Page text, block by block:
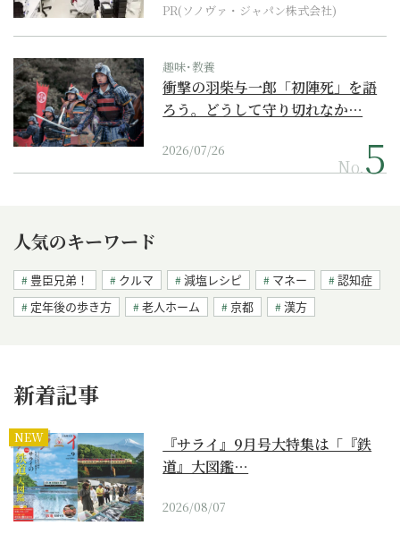
PR(ソノヴァ・ジャパン株式会社)
趣味･教養
衝撃の羽柴与一郎「初陣死」を語
ろう。どうして守り切れなか…
2026/07/26
No.
人気のキーワード
豊臣兄弟！ クルマ 減塩レシピ マネー
認知症
定年後の歩き方
老人ホーム 京都 漢方
新着記事
NEW
『サライ』9月号大特集は「『鉄
道』大図鑑…
2026/08/07